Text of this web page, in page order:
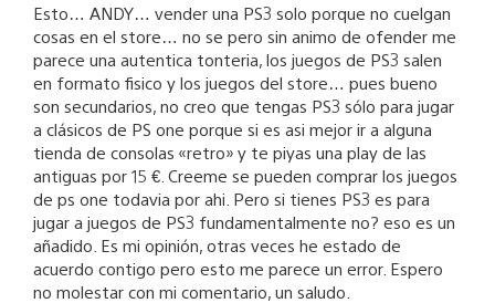
Esto… ANDY… vender una PS3 solo porque no cuelgan
cosas en el store… no se pero sin animo de ofender me
parece una autentica tonteria, los juegos de PS3 salen
en formato fisico y los juegos del store… pues bueno
son secundarios, no creo que tengas PS3 sólo para jugar
a clásicos de PS one porque si es asi mejor ir a alguna
tienda de consolas «retro» y te piyas una play de las
antiguas por 15 €. Creeme se pueden comprar los juegos
de ps one todavia por ahi. Pero si tienes PS3 es para
jugar a juegos de PS3 fundamentalmente no? eso es un
añadido. Es mi opinión, otras veces he estado de
acuerdo contigo pero esto me parece un error. Espero
no molestar con mi comentario, un saludo.